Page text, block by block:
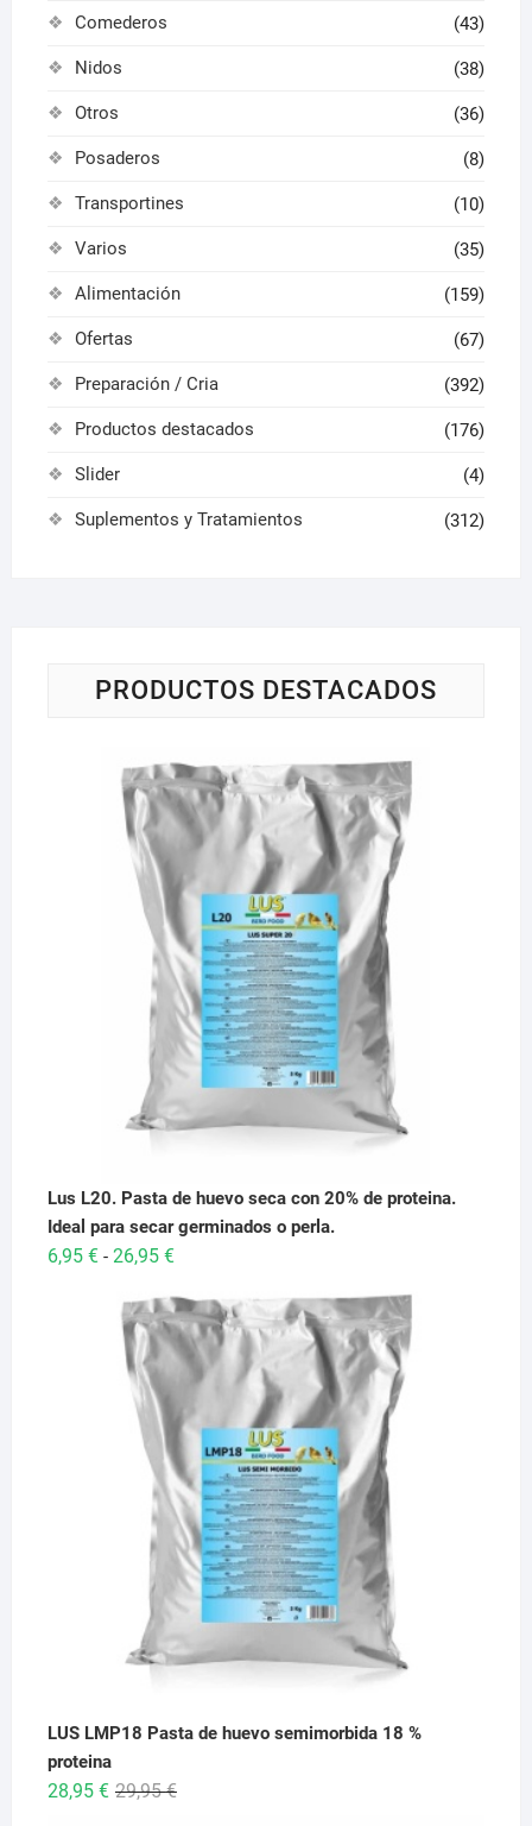
Comederos (43)
Nidos (38)
Otros (36)
Posaderos (8)
Transportines (10)
Varios (35)
Alimentación (159)
Ofertas (67)
Preparación / Cria (392)
Productos destacados (176)
Slider (4)
Suplementos y Tratamientos (312)
PRODUCTOS DESTACADOS
Lus L20. Pasta de huevo seca con 20% de proteina.
Ideal para secar germinados o perla.
6,95 € - 26,95 €Rango
precios:
desde
6,95 €
26,95 €
LUS LMP18 Pasta de huevo semimorbida 18 %
proteina
29,95€El
28,95 €
El